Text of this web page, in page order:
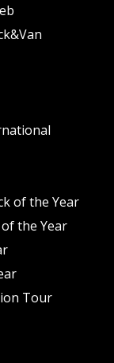
of the Year
the Year
Tour